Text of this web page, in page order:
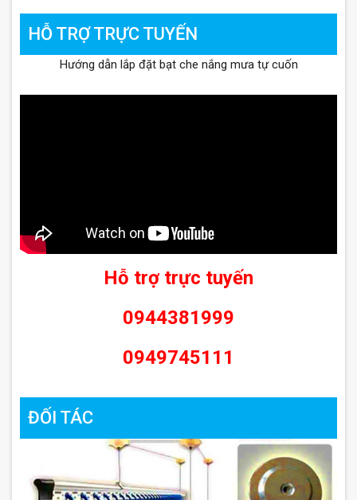
HỖ TRỢ TRỰC TUYẾN
Hướng dẫn lắp đặt bạt che nắng mưa tự cuốn
Hỗ trợ trực tuyến
0944381999
0949745111
ĐỐI TÁC